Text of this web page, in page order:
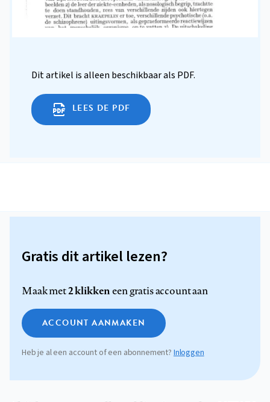
Dit artikel is alleen beschikbaar als PDF.
LEES DE PDF
Gratis dit artikel lezen?
Maak met2 klikkeneen gratis account aan
ACCOUNT AANMAKEN
Heb je al een account of een abonnement? Inloggen